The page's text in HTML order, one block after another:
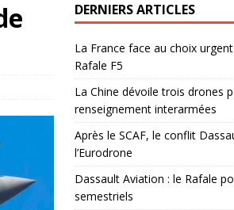
DERNIERS ARTICLES
La France face au choix
Rafale F5
La Chine dévoile trois drones
renseignement interarmées
Après le SCAF, le conflit
l’Eurodrone
Dassault Aviation : le Rafale
semestriels